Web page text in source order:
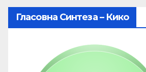
Гласовна Синтеза – Кико